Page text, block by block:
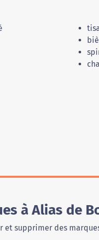
à Alias de
et supprimer des